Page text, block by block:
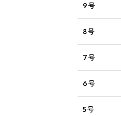
9号
8号
7号
6号
5号